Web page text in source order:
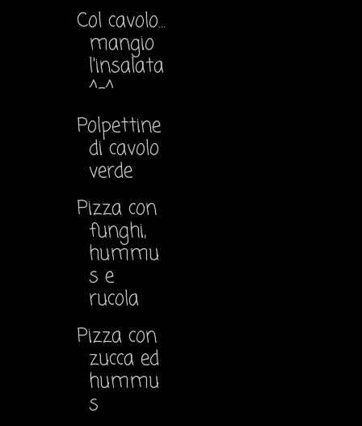
Col cavolo...
mangio
l'insalata
^-^
Polpettine
di cavolo
verde
Pizza con
funghi,
hummu
s e
rucola
Pizza con
zucca ed
hummu
s